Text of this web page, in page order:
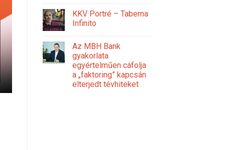
KKV Portré – Taberna
Infinito
Az MBH Bank
gyakorlata
egyértelműen cáfolja
a „faktoring” kapcsán
elterjedt tévhiteket